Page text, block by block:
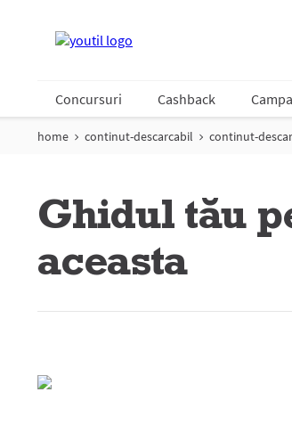
Concursuri Cashback
home continut-descarcabil continut-
Ghidul tău
aceasta